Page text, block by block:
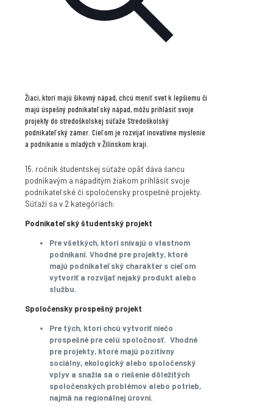
Žiaci, ktorí majú šikovný nápad, chcú meniť svet k lepšiemu či
majú úspešný podnikateľský nápad, môžu prihlásiť svoje
projekty do stredoškolskej súťaže Stredoškolský
podnikateľský zámer. Cieľom je rozvíjať inovatívne myslenie
a podnikanie u mladých v Žilinskom kraji.
15. ročník študentskej súťaže opäť dáva šancu
podnikavým a nápaditým žiakom prihlásiť svoje
podnikateľské či spoločensky prospešné projekty.
Súťaží sa v 2 kategóriách:
Podnikateľský študentský projekt
Pre všetkých, ktorí snívajú o vlastnom
podnikaní. Vhodné pre projekty, ktoré
majú podnikateľský charakter s cieľom
vytvoriť a rozvíjať nejaký produkt alebo
službu.
Spoločensky prospešný projekt
Pre tých, ktorí chcú vytvoriť niečo
prospešné pre celú spoločnosť. Vhodné
pre projekty, ktoré majú pozitívny
sociálny, ekologický alebo spoločenský
vplyv a snažia sa o riešenie dôležitých
spoločenských problémov alebo potrieb,
najmä na regionálnej úrovni.